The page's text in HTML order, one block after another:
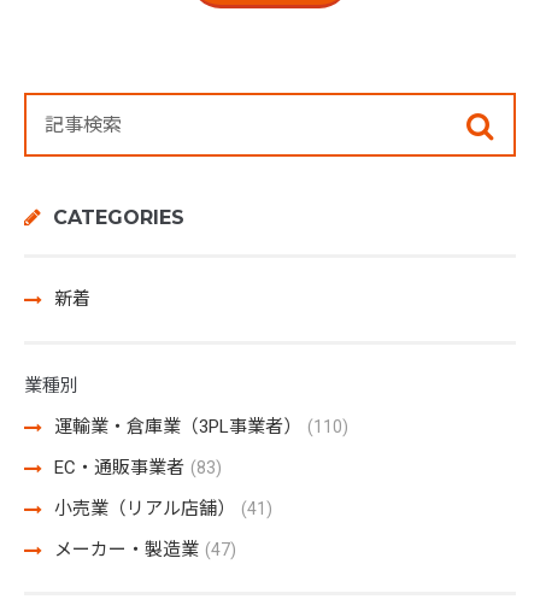
CATEGORIES
新着
業種別
運輸業・倉庫業（3PL事業者）
(110)
EC・通販事業者 (83)
小売業（リアル店舗） (41)
メーカー・製造業 (47)